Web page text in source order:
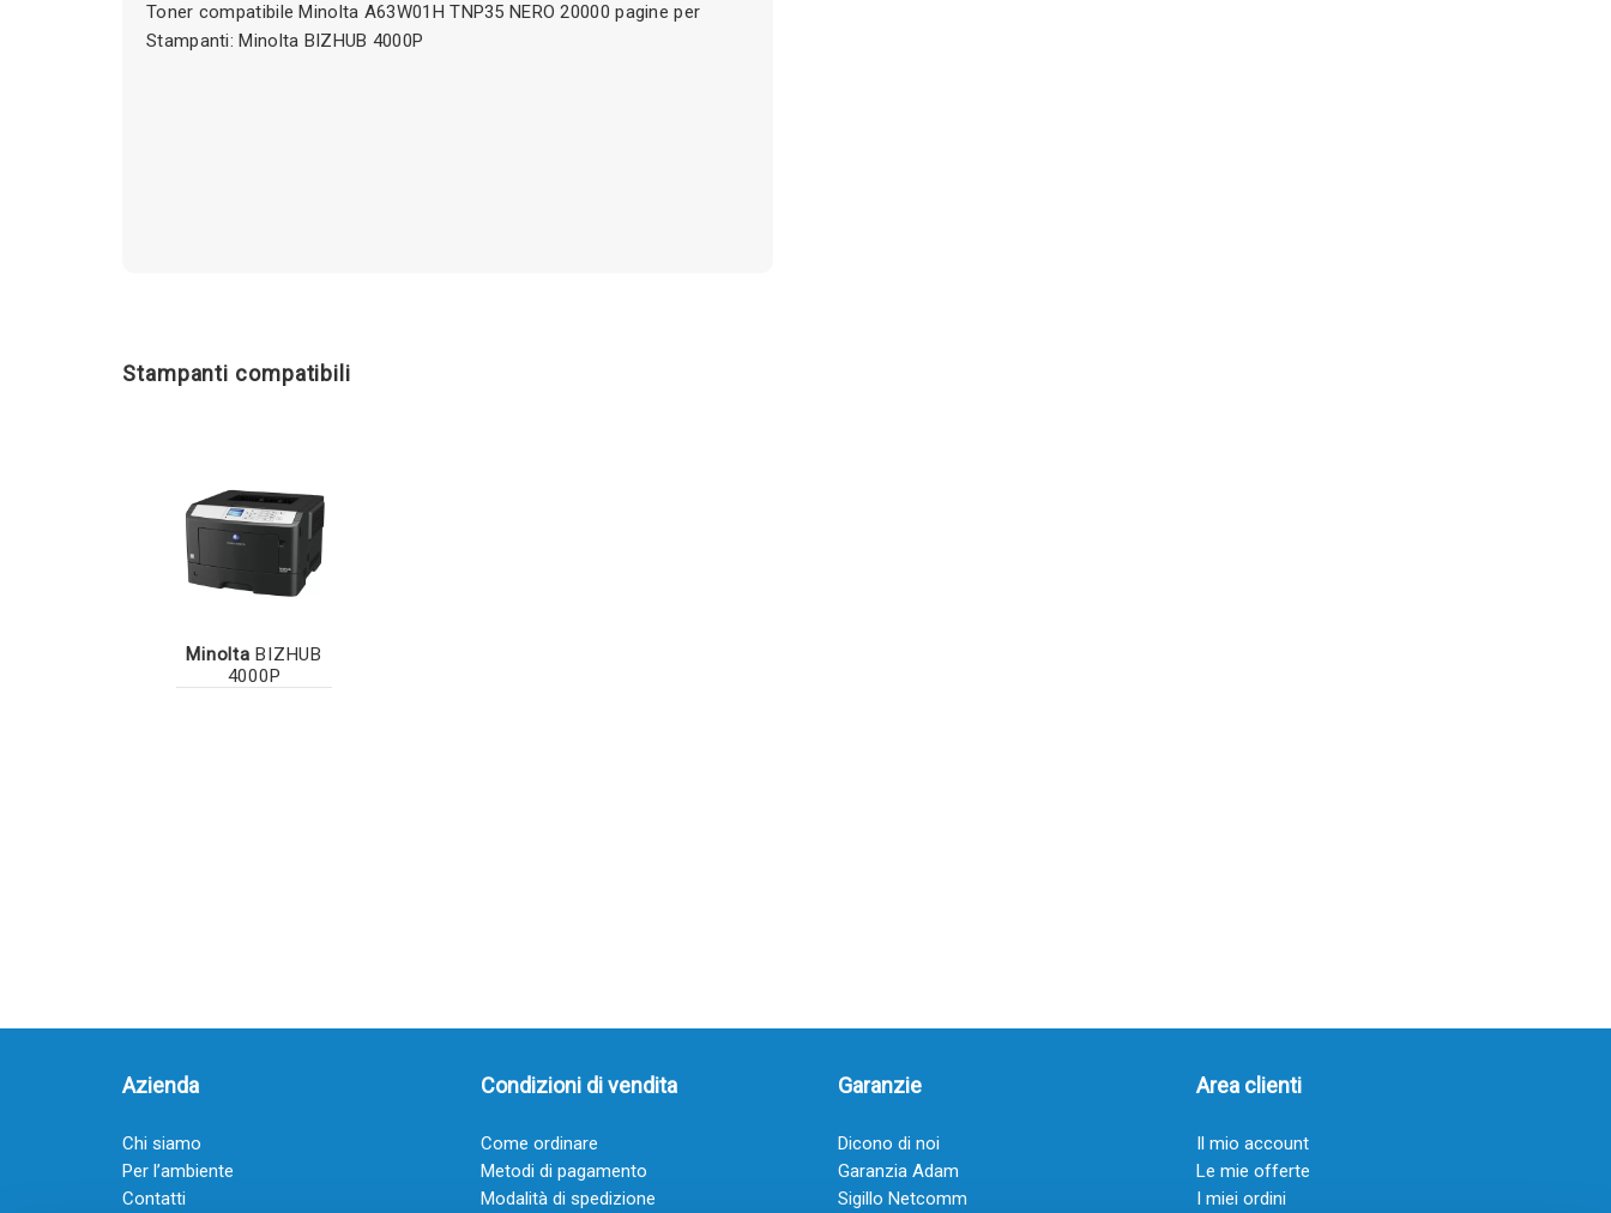
Toner compatibile Minolta A63W01H TNP35 NERO 20000 pagine per
Stampanti: Minolta BIZHUB 4000P
Stampanti compatibili
Minolta BIZHUB
4000P
Azienda
Chi siamo
Per l’ambiente
Contatti
Condizioni di vendita
Come ordinare
Metodi di pagamento
Modalità di spedizione
Garanzie
Dicono di noi
Garanzia Adam
Sigillo Netcomm
Area clienti
Il mio account
Le mie offerte
I miei ordini